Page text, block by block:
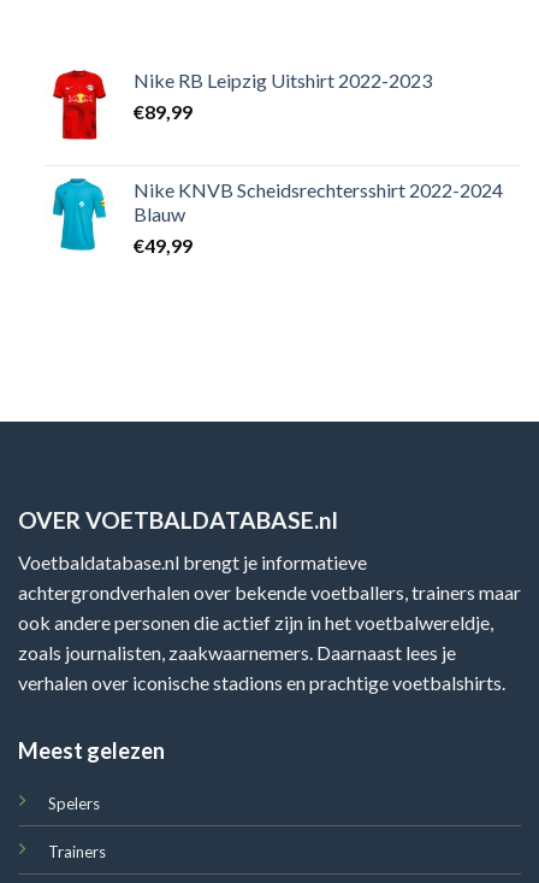
Nike RB Leipzig Uitshirt 2022-2023
€89,99
Nike KNVB Scheidsrechtersshirt 2022-2024
Blauw
€49,99
OVER VOETBALDATABASE.nl
Voetbaldatabase.nl brengt je informatieve
achtergrondverhalen over bekende voetballers, trainers maar
ook andere personen die actief zijn in het voetbalwereldje,
zoals journalisten, zaakwaarnemers. Daarnaast lees je
verhalen over iconische stadions en prachtige voetbalshirts.
Meest gelezen
Spelers
Trainers